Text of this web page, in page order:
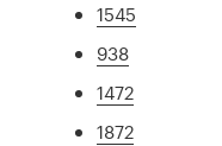
1545
938
1472
1872